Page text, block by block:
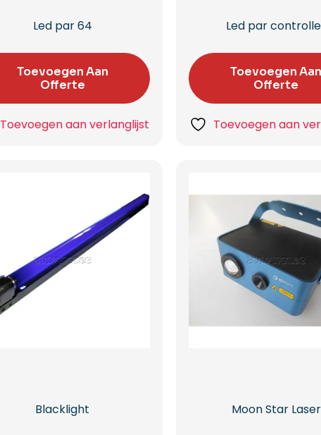
Led par 64
Toevoegen Aan
Offerte
Toevoegen aan verlanglijst
Led par
Toevoegen
Offerte
Toevoegen aan
Blacklight Moon Star Laser